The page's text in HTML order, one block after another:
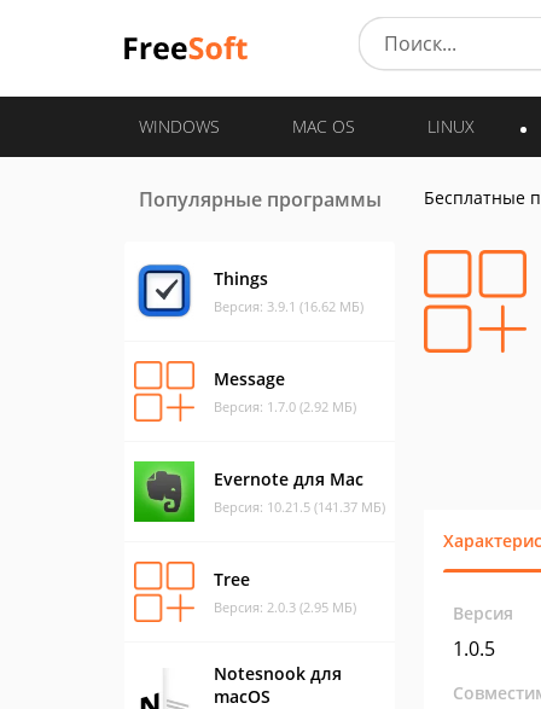
WINDOWS MAC OS LINUX
Популярные программы
Things
Версия: 3.9.1 (16.62 МБ)
Message
Версия: 1.7.0 (2.92 МБ)
Evernote для Mac
Версия: 10.21.5 (141.37 МБ)
Tree
Версия: 2.0.3 (2.95 МБ)
Notesnook для
macOS
Бесплатные
Версия
1.0.5